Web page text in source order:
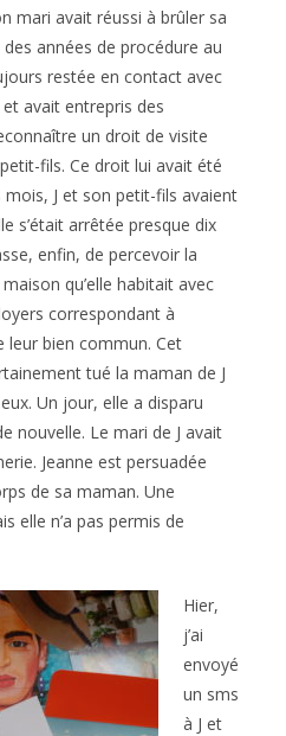
mari avait réussi à brûler sa
années de procédure au
restée en contact avec
avait entrepris des
un droit de visite
fils. Ce droit lui avait été
J et son petit-fils avaient
s’était arrêtée presque dix
enfin, de percevoir la
qu’elle habitait avec
correspondant à
leur bien commun. Cet
tué la maman de J
Un jour, elle a disparu
nouvelle. Le mari de J avait
Jeanne est persuadée
de sa maman. Une
elle n’a pas permis de
Hier,
j’ai
envoyé
un sms
à J et